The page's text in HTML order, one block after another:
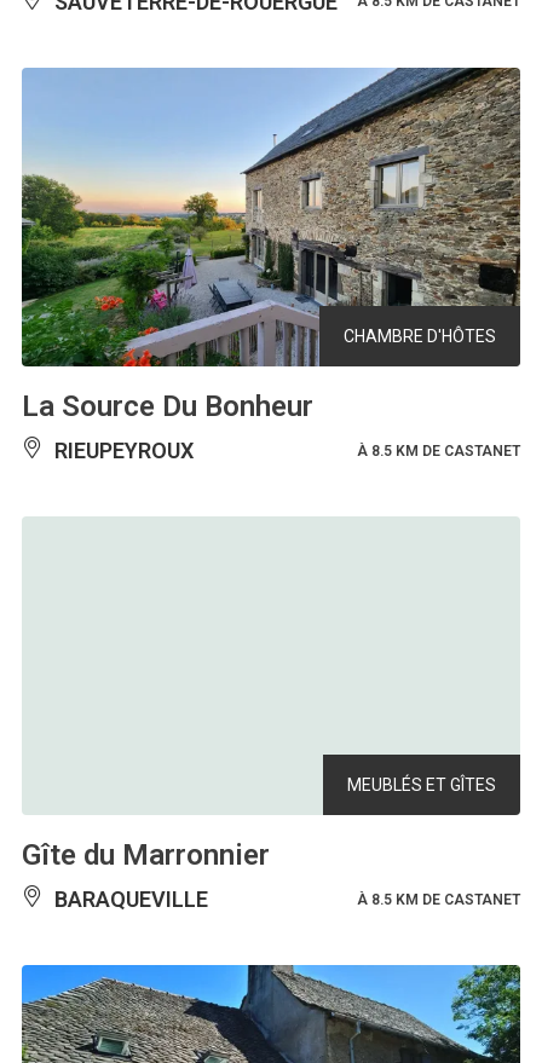
CHAMBRE D'HÔTES
La Source Du Bonheur
RIEUPEYROUX À 8.5 KM DE CASTANET
MEUBLÉS ET GÎTES
Gîte du Marronnier
BARAQUEVILLE À 8.5 KM DE CASTANET